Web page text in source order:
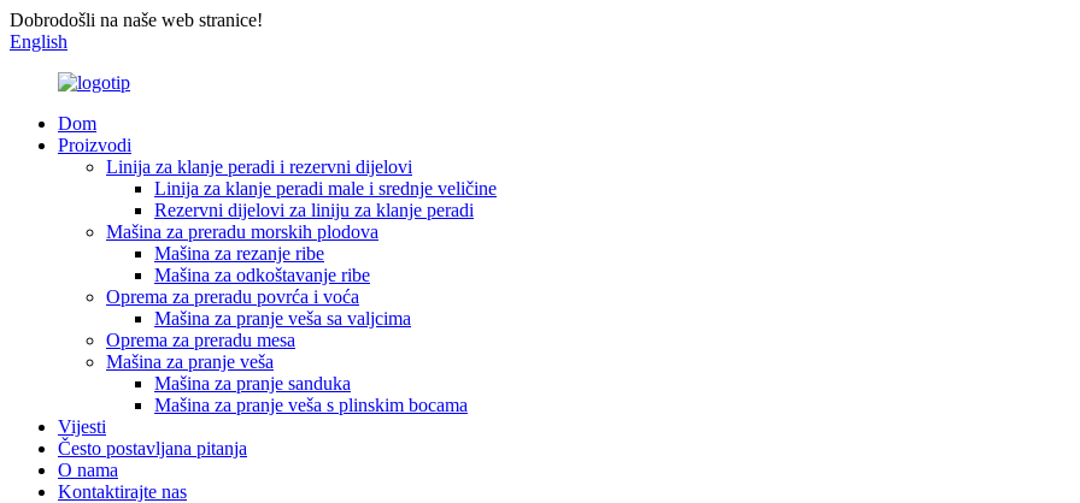
Dobrodošli na naše web stranice!
English
Dom
Proizvodi
Linija za klanje peradi i rezervni dijelovi
Linija za klanje peradi male i srednje veličine
Rezervni dijelovi za liniju za klanje peradi
Mašina za preradu morskih plodova
Mašina za rezanje ribe
Mašina za odkoštavanje ribe
Oprema za preradu povrća i voća
Mašina za pranje veša sa valjcima
Oprema za preradu mesa
Mašina za pranje veša
Mašina za pranje sanduka
Mašina za pranje veša s plinskim bocama
Vijesti
Često postavljana pitanja
O nama
Kontaktirajte nas